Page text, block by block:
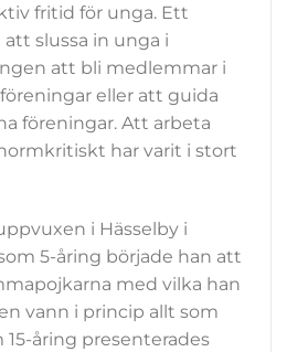
fritid för unga. Ett
slussa in unga i
att bli medlemmar i
eller att guida
föreningar. Att arbeta
har varit i stort
i Hässelby i
5-åring började han att
med vilka han
vann i princip allt som
åring presenterades